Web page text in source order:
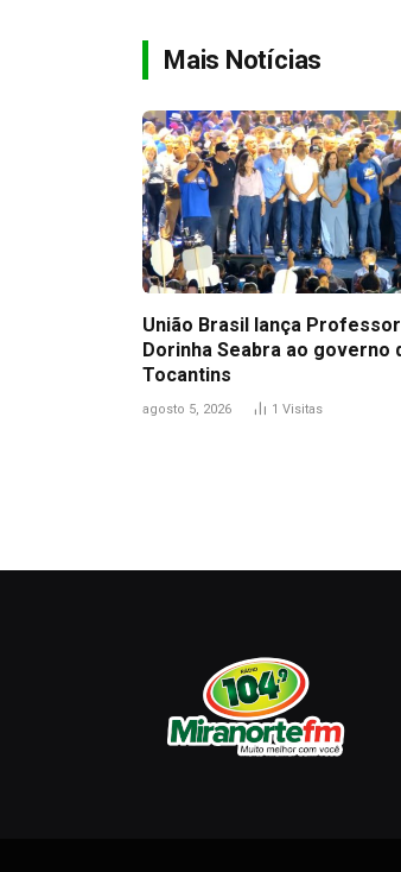
Mais Notícias
União Brasil lança
Dorinha Seabra ao governo
Tocantins
agosto 5, 2026 1 Visitas